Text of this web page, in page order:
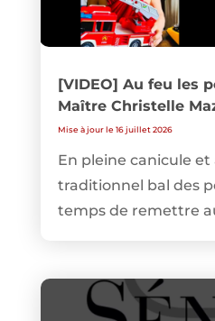
[VIDEO] Au feu les
Maître Christelle
Mise à jour le 16 juillet 2026
En pleine canicule et
traditionnel bal des
temps de remettre